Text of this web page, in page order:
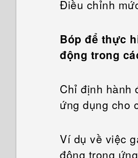
Điều chỉnh
Bóp để thực
động trong
Chỉ định hành
ứng dụng cho
Ví dụ về việc
động trong